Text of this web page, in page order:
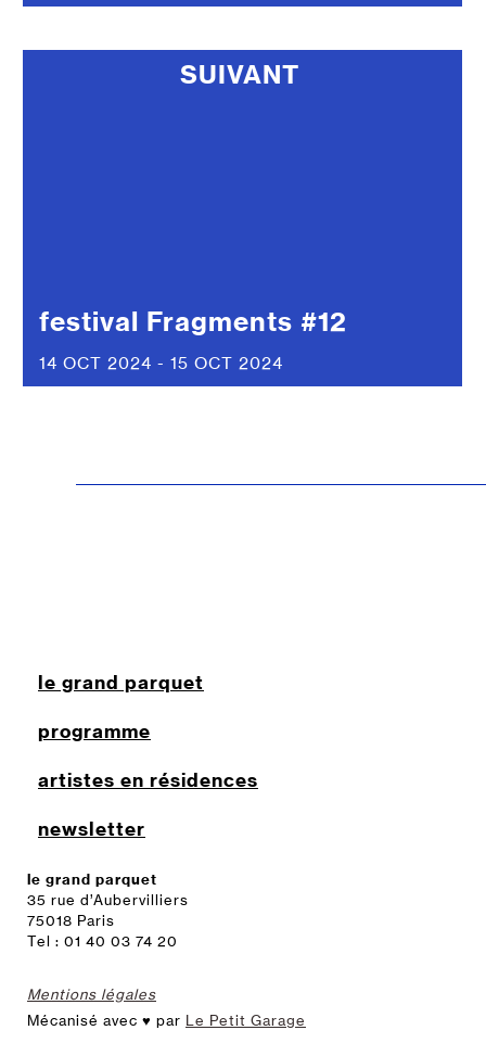
SUIVANT
festival Fragments #12
14 OCT 2024 - 15 OCT 2024
le grand parquet
35 rue d’Aubervilliers
75018 Paris
Tel : 01 40 03 74 20
Mentions légales
Mécanisé avec ♥ par Le Petit Garage
le grand parquet
programme
artistes en résidences
newsletter